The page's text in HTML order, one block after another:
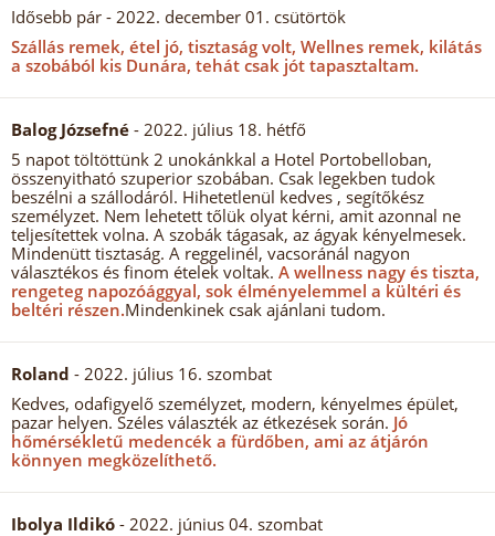
Idősebb pár - 2022. december 01. csütörtök
Szállás remek, étel jó, tisztaság volt, Wellnes remek, kilátás
a szobából kis Dunára, tehát csak jót tapasztaltam.
Balog Józsefné - 2022. július 18. hétfő
5 napot töltöttünk 2 unokánkkal a Hotel Portobelloban,
összenyitható szuperior szobában. Csak legekben tudok
beszélni a szállodáról. Hihetetlenül kedves , segítőkész
személyzet. Nem lehetett tőlük olyat kérni, amit azonnal ne
teljesítettek volna. A szobák tágasak, az ágyak kényelmesek.
Mindenütt tisztaság. A reggelinél, vacsoránál nagyon
választékos és finom ételek voltak. A wellness nagy és tiszta,
rengeteg napozóággyal, sok élményelemmel a kültéri és
beltéri részen.Mindenkinek csak ajánlani tudom.
Roland - 2022. július 16. szombat
Kedves, odafigyelő személyzet, modern, kényelmes épület,
pazar helyen. Széles választék az étkezések során. Jó
hőmérsékletű medencék a fürdőben, ami az átjárón
könnyen megközelíthető.
Ibolya Ildikó - 2022. június 04. szombat